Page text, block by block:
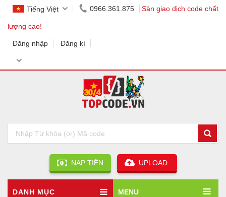
Tiếng Việt 0966.361.875 Sàn giao dịch code chất
lượng cao!
Đăng nhập Đăng kí
NẠP TIỀN UPLOAD
DANH MỤC MENU